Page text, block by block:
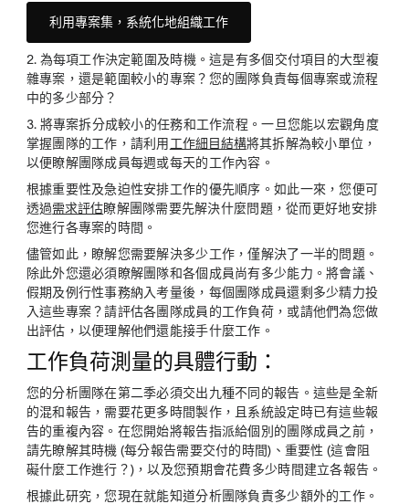
利用專案集，系統化地組織工作
2. 為每項工作決定範圍及時機 。這是有多個交付項目的大型複
雜專案，還是範圍較小的專案？您的團隊負責每個專案或流程
中的多少部分？
3. 將專案拆分成較小的任務和工作流程。一旦您能以宏觀角度
掌握團隊的工作，請利用 工作細目結構將其拆解為較小單位，
以便瞭解團隊成員每週或每天的工作內容。
根據重要性及急迫性安排工作的優先順序 。如此一來，您便可
透過需求評估瞭解團隊需要先解決什麼問題，從而更好地安排
您進行各專案的時間。
儘管如此，瞭解您需要解決多少工作，僅解決了一半的問題。
除此外您還必須瞭解團隊和各個成員尚有多少能力。將會議、
假期及例行性事務納入考量後，每個團隊成員還剩多少精力投
入這些專案？請評估各團隊成員的工作負荷，或請他們為您做
出評估，以便理解他們還能接手什麼工作。
工作負荷測量的具體行動：
您的分析團隊在第二季必須交出九種不同的報告。這些是全新
的混和報告，需要花更多時間製作，且系統設定時已有這些報
告的重複內容。在您開始將報告指派給個別的團隊成員之前，
請先瞭解其時機 (每分報告需要交付的時間)、重要性 (這會阻
礙什麼工作進行？)，以及您預期會花費多少時間建立各報告。
根據此研究，您現在就能知道分析團隊負責多少額外的工作。